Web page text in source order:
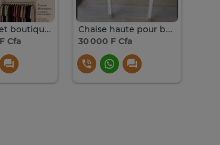
Lot complet boutique pour femme
Cfa
Chaise haute pour bébé
30 000 F Cfa